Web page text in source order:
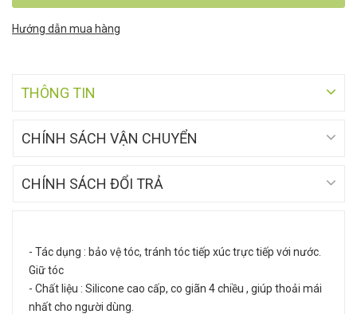
Hướng dẫn mua hàng
THÔNG TIN
CHÍNH SÁCH VẬN CHUYỂN
CHÍNH SÁCH ĐỔI TRẢ
- Tác dụng : bảo vệ tóc, tránh tóc tiếp xúc trực tiếp với nước.
Giữ tóc
- Chất liệu : Silicone cao cấp, co giãn 4 chiều , giúp thoải mái
nhất cho người dùng.